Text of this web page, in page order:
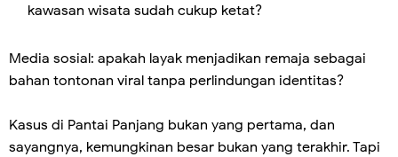
kawasan wisata sudah cukup ketat?
Media sosial: apakah layak menjadikan remaja sebagai
bahan tontonan viral tanpa perlindungan identitas?
Kasus di Pantai Panjang bukan yang pertama, dan
sayangnya, kemungkinan besar bukan yang terakhir. Tapi